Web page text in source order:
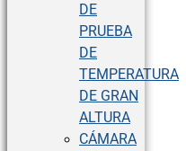
DE
PRUEBA
DE
TEMPERATURA
DE GRAN
ALTURA
CÁMARA